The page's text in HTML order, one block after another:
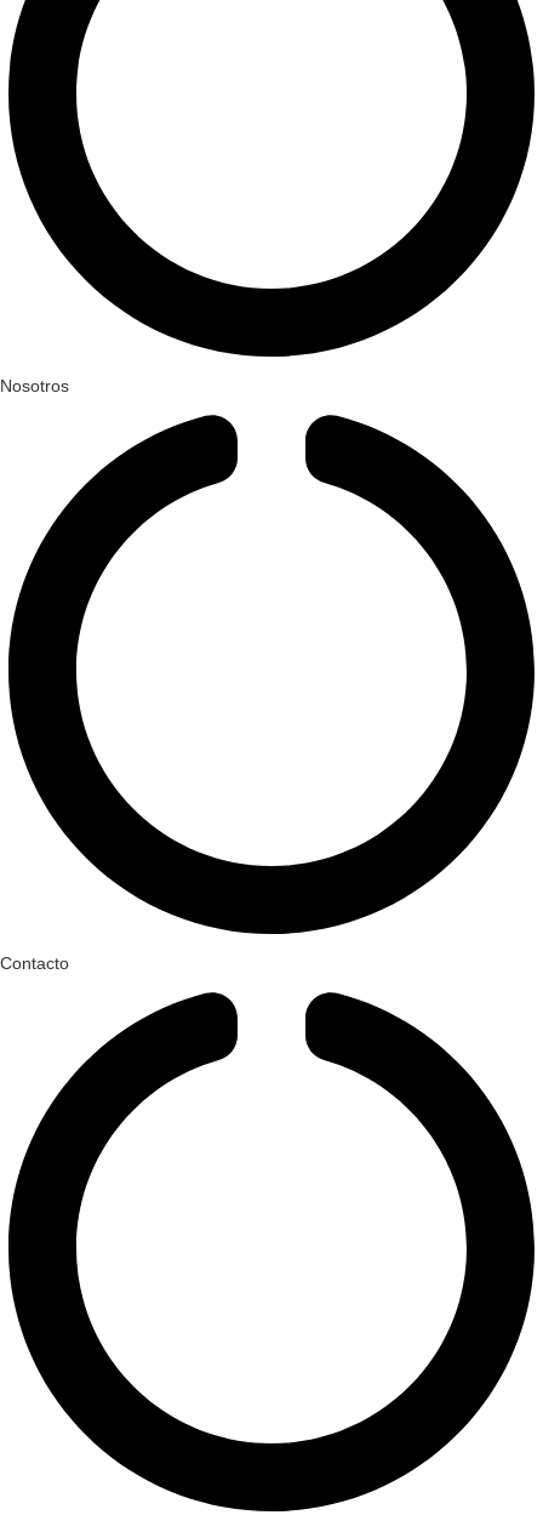
Nosotros
Contacto